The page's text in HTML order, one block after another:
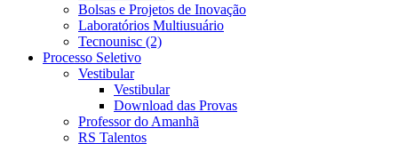
Bolsas e Projetos de Inovação
Laboratórios Multiusuário
Tecnounisc (2)
Processo Seletivo
Vestibular
Vestibular
Download das Provas
Professor do Amanhã
RS Talentos